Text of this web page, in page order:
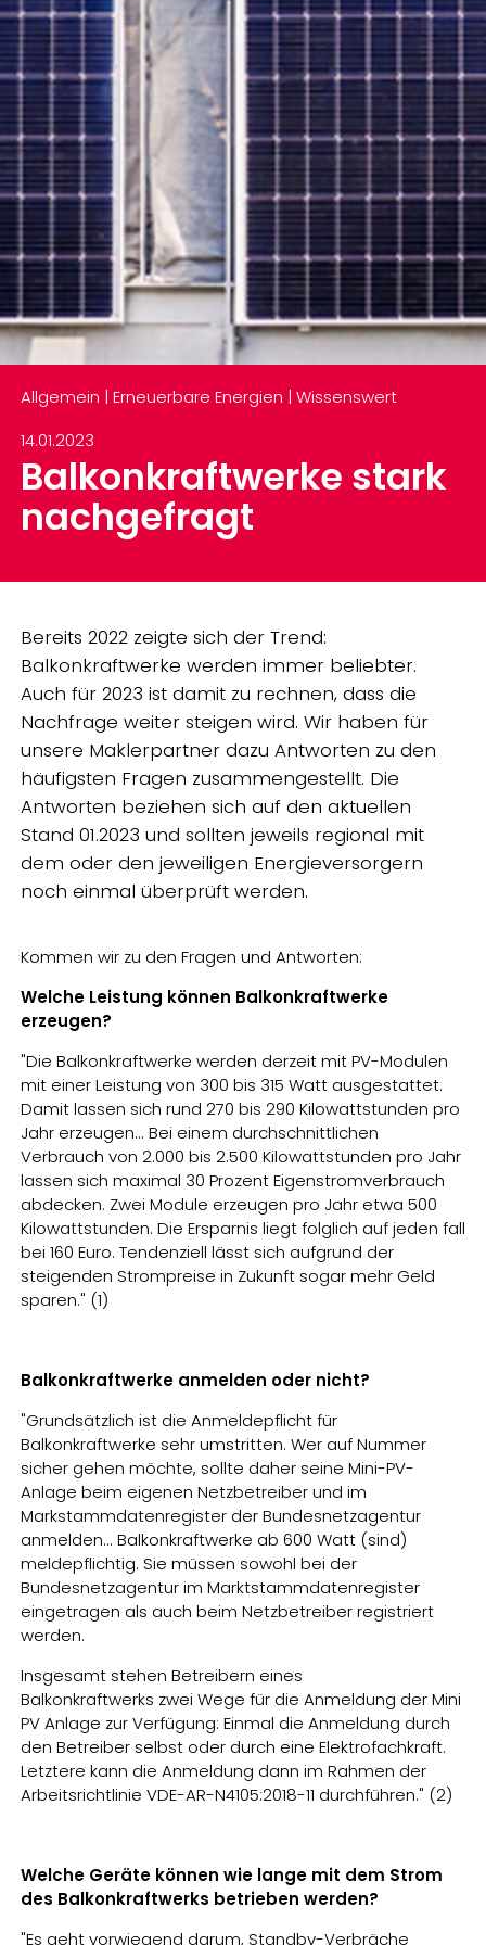
Allgemein | Erneuerbare Energien | Wissenswert
14.01.2023
Balkonkraftwerke stark
nachgefragt
Bereits 2022 zeigte sich der Trend:
Balkonkraftwerke werden immer beliebter.
Auch für 2023 ist damit zu rechnen, dass die
Nachfrage weiter steigen wird. Wir haben für
unsere Maklerpartner dazu Antworten zu den
häufigsten Fragen zusammengestellt. Die
Antworten beziehen sich auf den aktuellen
Stand 01.2023 und sollten jeweils regional mit
dem oder den jeweiligen Energieversorgern
noch einmal überprüft werden.
Kommen wir zu den Fragen und Antworten:
Welche Leistung können Balkonkraftwerke
erzeugen?
"Die Balkonkraftwerke werden derzeit mit PV-Modulen
mit einer Leistung von 300 bis 315 Watt ausgestattet.
Damit lassen sich rund 270 bis 290 Kilowattstunden pro
Jahr erzeugen... Bei einem durchschnittlichen
Verbrauch von 2.000 bis 2.500 Kilowattstunden pro Jahr
lassen sich maximal 30 Prozent Eigenstromverbrauch
abdecken. Zwei Module erzeugen pro Jahr etwa 500
Kilowattstunden. Die Ersparnis liegt folglich auf jeden fall
bei 160 Euro. Tendenziell lässt sich aufgrund der
steigenden Strompreise in Zukunft sogar mehr Geld
sparen." (1)
Balkonkraftwerke anmelden oder nicht?
"Grundsätzlich ist die Anmeldepflicht für
Balkonkraftwerke sehr umstritten. Wer auf Nummer
sicher gehen möchte, sollte daher seine Mini-PV-
Anlage beim eigenen Netzbetreiber und im
Markstammdatenregister der Bundesnetzagentur
anmelden... Balkonkraftwerke ab 600 Watt (sind)
meldepflichtig. Sie müssen sowohl bei der
Bundesnetzagentur im Marktstammdatenregister
eingetragen als auch beim Netzbetreiber registriert
werden.​​​​
Insgesamt stehen Betreibern eines
Balkonkraftwerks zwei Wege für die Anmeldung der Mini
PV Anlage zur Verfügung: Einmal die Anmeldung durch
den Betreiber selbst oder durch eine Elektrofachkraft.
Letztere kann die Anmeldung dann im Rahmen der
Arbeitsrichtlinie VDE-AR-N4105:2018-11 durchführen." (2)
Welche Geräte können wie lange mit dem Strom
des Balkonkraftwerks betrieben werden?
"Es geht vorwiegend darum, Standby-Verbräche